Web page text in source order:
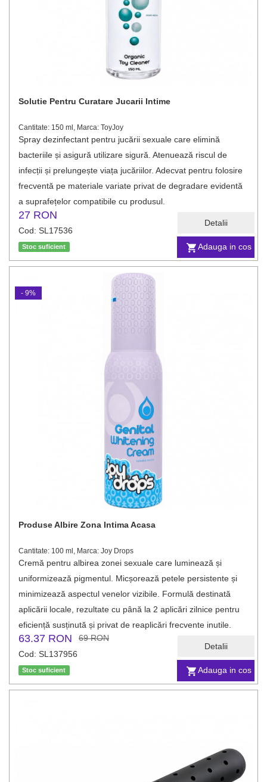
Adauga in cos
Detalii
Solutie Pentru Curatare Jucarii Intime
Cantitate: 150 ml, Marca: ToyJoy
Spray dezinfectant pentru jucării sexuale care elimină
bacteriile și asigură utilizare sigură. Atenuează riscul de
infecții și prelungește viața jucăriilor. Adecvat pentru folosire
frecventă pe materiale variate privat de degradare evidentă
a suprafețelor compatibile cu produsul.
27 RON
Cod: SL17536
Stoc suficient
Adauga in cos
Detalii
Produse Albire Zona Intima Acasa
Cantitate: 100 ml, Marca: Joy Drops
Cremă pentru albirea zonei sexuale care luminează și
uniformizează pigmentul. Micșorează petele persistente și
minimizează aspectul venelor vizibile. Formulă destinată
aplicării locale, rezultate cu până la 2 aplicări zilnice pentru
eficiență susținută și privat de reaplicări frecvente inutile.
63.37 RON
69 RON
Cod: SL137956
Stoc suficient
- 9%